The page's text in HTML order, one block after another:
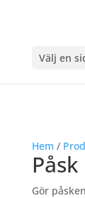
Välj en
Hem /
Påsk
Gör